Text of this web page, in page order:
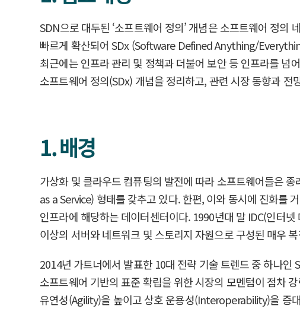
SDN으로 대두된 ‘소프트웨어 정의’ 개념은 소프트웨어 정
빠르게 확산되어 SDx (Software Defined Anything/
최근에는 인프라 관리 및 정책과 더불어 보안 등 인프라를 넘
소프트웨어 정의(SDx) 개념을 정리하고, 관련 시장 동향과 전
1. 배경
가상화 및 클라우드 컴퓨팅의 발전에 따라 소프트웨어들은
as a Service) 형태를 갖추고 있다. 한편, 이와 동시에 진화를
인프라에 해당하는 데이터센터이다. 1990년대 말 IDC(인터
이상의 서버와 네트워크 및 스토리지 자원으로 구성된 매우
2014년 가트너에서 발표한 10대 전략 기술 트렌드 중 하나
소프트웨어 기반의 표준 확립을 위한 시장의 모멘텀이 점차
유연성(Agility)을 높이고 상호 운용성(Interoperability)을 증